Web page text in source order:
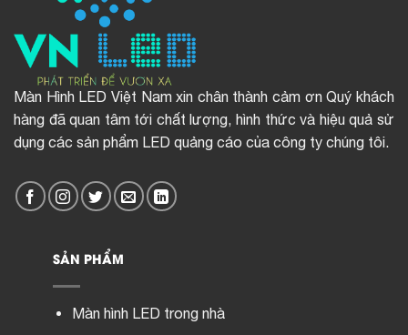
Màn Hình LED Việt Nam xin chân thành cảm ơn Quý khách
hàng đã quan tâm tới chất lượng, hình thức và hiệu quả sử
dụng các sản phẩm LED quảng cáo của công ty chúng tôi.
SẢN PHẨM
Màn hình LED trong nhà